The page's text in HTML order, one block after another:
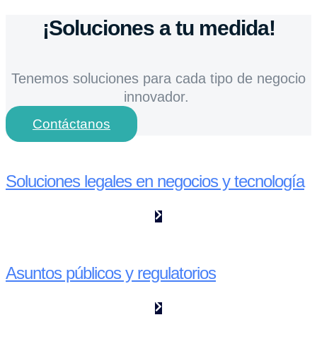
¡Soluciones a tu medida!
Tenemos soluciones para cada tipo de negocio
innovador.
Contáctanos
Soluciones legales en negocios y tecnología
Asuntos públicos y regulatorios